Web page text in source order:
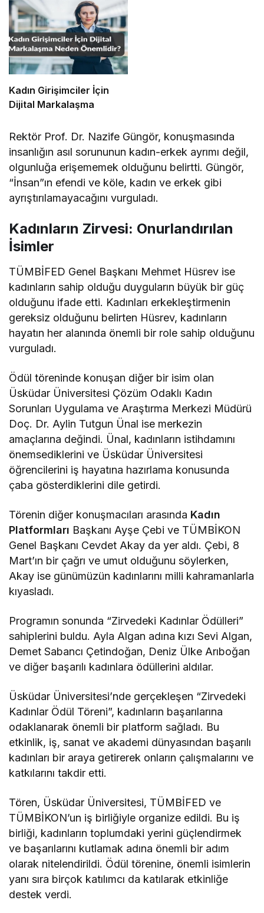
Kadın Girişimciler İçin
Dijital Markalaşma
Rektör Prof. Dr. Nazife Güngör, konuşmasında
insanlığın asıl sorununun kadın-erkek ayrımı değil,
olgunluğa erişememek olduğunu belirtti. Güngör,
“İnsan”ın efendi ve köle, kadın ve erkek gibi
ayrıştırılamayacağını vurguladı.
Kadınların Zirvesi: Onurlandırılan
İsimler
TÜMBİFED Genel Başkanı Mehmet Hüsrev ise
kadınların sahip olduğu duyguların büyük bir güç
olduğunu ifade etti. Kadınları erkekleştirmenin
gereksiz olduğunu belirten Hüsrev, kadınların
hayatın her alanında önemli bir role sahip olduğunu
vurguladı.
Ödül töreninde konuşan diğer bir isim olan
Üsküdar Üniversitesi Çözüm Odaklı Kadın
Sorunları Uygulama ve Araştırma Merkezi Müdürü
Doç. Dr. Aylin Tutgun Ünal ise merkezin
amaçlarına değindi. Ünal, kadınların istihdamını
önemsediklerini ve Üsküdar Üniversitesi
öğrencilerini iş hayatına hazırlama konusunda
çaba gösterdiklerini dile getirdi.
Törenin diğer konuşmacıları arasında Kadın
Platformları Başkanı Ayşe Çebi ve TÜMBİKON
Genel Başkanı Cevdet Akay da yer aldı. Çebi, 8
Mart’ın bir çağrı ve umut olduğunu söylerken,
Akay ise günümüzün kadınlarını milli kahramanlarla
kıyasladı.
Programın sonunda “Zirvedeki Kadınlar Ödülleri”
sahiplerini buldu. Ayla Algan adına kızı Sevi Algan,
Demet Sabancı Çetindoğan, Deniz Ülke Arıboğan
ve diğer başarılı kadınlara ödüllerini aldılar.
Üsküdar Üniversitesi’nde gerçekleşen “Zirvedeki
Kadınlar Ödül Töreni”, kadınların başarılarına
odaklanarak önemli bir platform sağladı. Bu
etkinlik, iş, sanat ve akademi dünyasından başarılı
kadınları bir araya getirerek onların çalışmalarını ve
katkılarını takdir etti.
Tören, Üsküdar Üniversitesi, TÜMBİFED ve
TÜMBİKON’un iş birliğiyle organize edildi. Bu iş
birliği, kadınların toplumdaki yerini güçlendirmek
ve başarılarını kutlamak adına önemli bir adım
olarak nitelendirildi. Ödül törenine, önemli isimlerin
yanı sıra birçok katılımcı da katılarak etkinliğe
destek verdi.